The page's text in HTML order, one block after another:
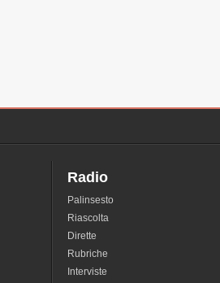
Radio
Palinsesto
Riascolta
Dirette
Rubriche
Interviste